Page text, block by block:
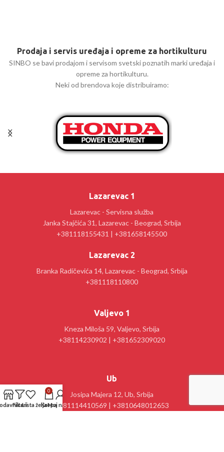
Prodaja i servis uređaja i opreme za hortikulturu
SINBO se bavi prodajom i servisom svetski poznatih marki uređaja i
opreme za hortikulturu.
Neki od brendova koje distribuiramo:
Lazarevac 1
Lazarevac - Servisna služba
Janka Stajčića 31, Lazarevac - Beograd, Srbija
+381118155431 | +381658145500
Lazarevac 2
Branka Radičevića 14, Lazarevac - Beograd, Srbija
+381118110800
Valjevo 1
Kneza Miloša 59, Valjevo, Srbija
+38114230902 | +381652309020
Ub
Josipa Majera 12, Ub, Srbija
+381114410569 | +3810648012653
FilteriLista želja
0
Korpa
Moj nalog